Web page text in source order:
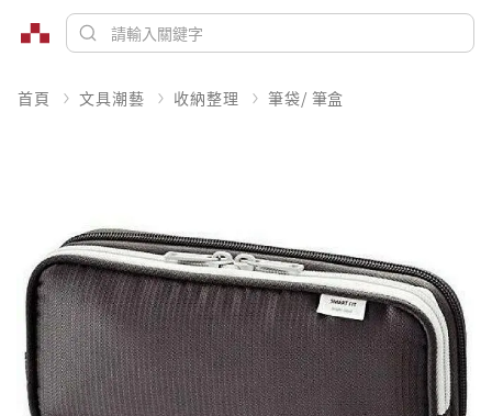
首頁 文具潮藝 收納整理 筆袋/ 筆盒